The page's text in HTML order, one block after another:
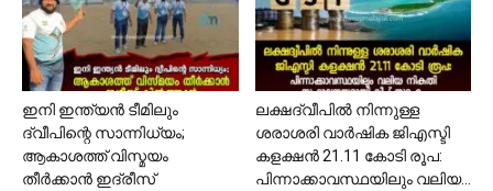
ഇനി ഇന്ത്യൻ ടീമിലും
ദ്വീപിന്റെ സാന്നിധ്യം;
ആകാശത്ത് വിസ്മയം
തീർക്കാൻ ഇദ്രീസ്
ലക്ഷദ്വീപിൽ നിന്നുള്ള
ശരാശരി വാർഷിക ജിഎസ്ടി
കളക്ഷൻ 21.11 കോടി രൂപ:
പിന്നാക്കാവസ്ഥയിലും വലിയ...